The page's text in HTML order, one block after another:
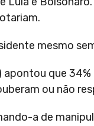
mesmo
que
ou não
a de